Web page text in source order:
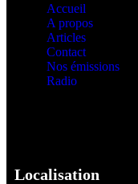
Accueil
A propos
Articles
Contact
Nos émissions
Radio
Localisation